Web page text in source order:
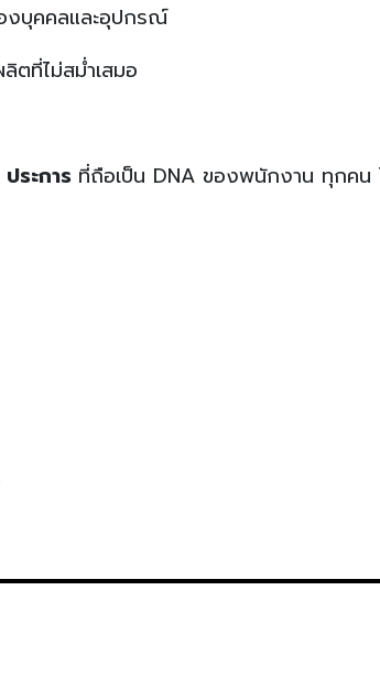
งบุคคลและอุปกรณ์
ที่ไม่สม่ำเสมอ
ระการ ที่ถือเป็น DNA ของพนักงาน ทุก